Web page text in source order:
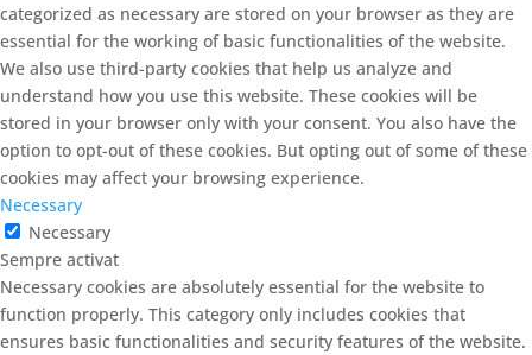
categorized as necessary are stored on your browser as they are
essential for the working of basic functionalities of the website.
We also use third-party cookies that help us analyze and
understand how you use this website. These cookies will be
stored in your browser only with your consent. You also have the
option to opt-out of these cookies. But opting out of some of these
cookies may affect your browsing experience.
Necessary
Necessary
Sempre activat
Necessary cookies are absolutely essential for the website to
function properly. This category only includes cookies that
ensures basic functionalities and security features of the website.